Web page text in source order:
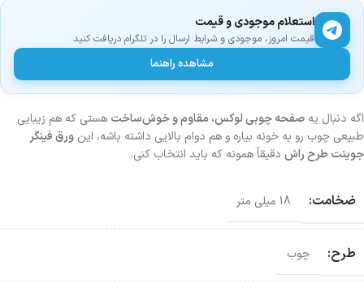
استعلام موجودی و قیمت
قیمت امروز، موجودی و شرایط ارسال را در تلگرام دریافت کنید
مشاهده راهنما
اگه دنبال یه صفحه چوبی لوکس، مقاوم و خوش‌ساخت هستی که هم زیبایی
طبیعی چوب رو به خونه بیاره و هم دوام بالایی داشته باشه، این ورق فینگر
جوینت طرح راش دقیقاً همونه که باید انتخاب کنی.
ضخامت: 18 میلی متر
طرح: چوب